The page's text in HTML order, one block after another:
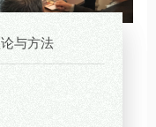
与方法